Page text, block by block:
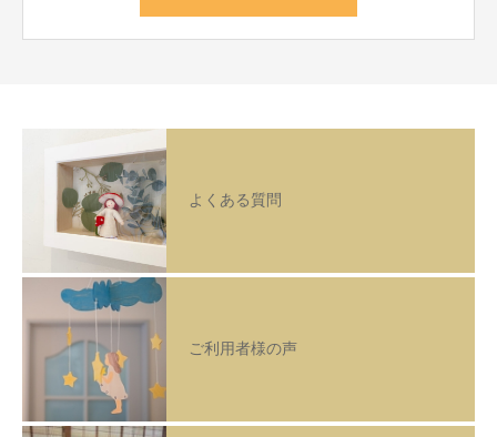
よくある質問
ご利用者様の声